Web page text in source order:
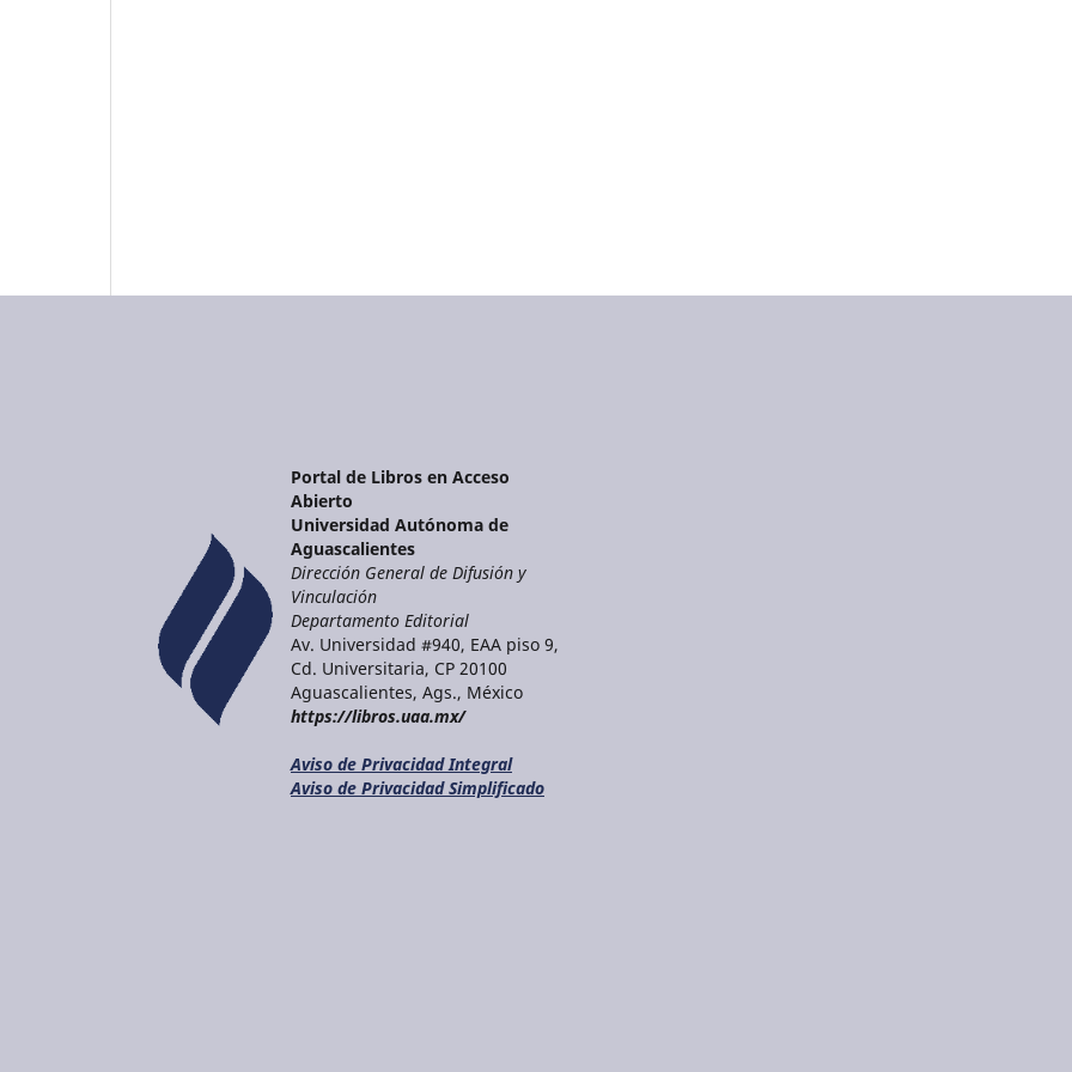
Portal de Libros en Acceso
Abierto
Universidad Autónoma de
Aguascalientes
Dirección General de Difusión y
Vinculación
Departamento Editorial
Av. Universidad #940, EAA piso 9,
Cd. Universitaria, CP 20100
Aguascalientes, Ags., México
https://libros.uaa.mx/
Aviso de Privacidad Integral
Aviso de Privacidad Simplificado